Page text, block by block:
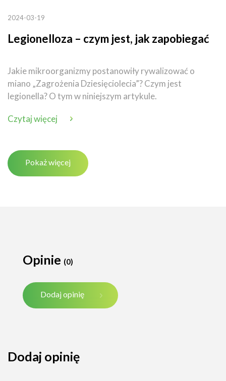
2024-03-19
Legionelloza – czym jest, jak zapobiegać
Jakie mikroorganizmy postanowiły rywalizować o
miano „Zagrożenia Dziesięciolecia”? Czym jest
legionella? O tym w niniejszym artykule.
Czytaj więcej
Pokaż więcej
Opinie (0)
Dodaj opinię
Dodaj opinię